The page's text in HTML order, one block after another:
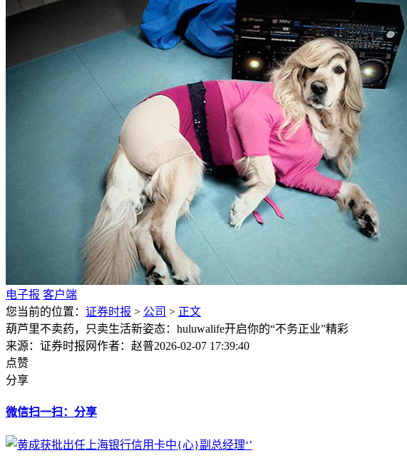
电子报 客户端
您当前的位置： 证券时报 > 公司 > 正文
葫芦里不卖药，只卖生活新姿态：huluwalife开启你的“不务正业”精彩
来源：证券时报网作者：赵普2026-02-07 17:39:40
点赞
分享
微信扫一扫：分享